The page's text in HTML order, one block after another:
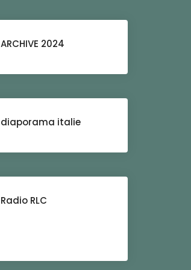
ARCHIVE 2024
diaporama italie
Radio RLC